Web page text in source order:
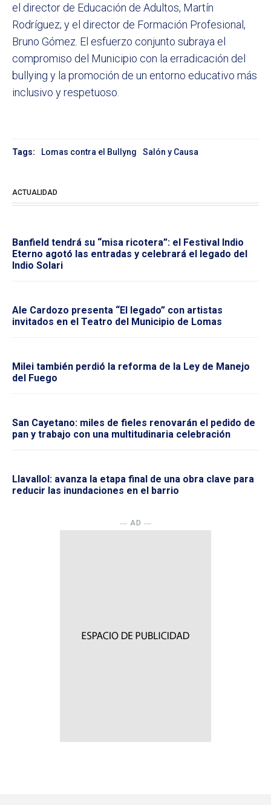
el director de Educación de Adultos, Martín
Rodríguez; y el director de Formación Profesional,
Bruno Gómez. El esfuerzo conjunto subraya el
compromiso del Municipio con la erradicación del
bullying y la promoción de un entorno educativo más
inclusivo y respetuoso.
Tags: Lomas contra el Bullyng Salón y Causa
ACTUALIDAD
Banfield tendrá su “misa ricotera”: el Festival Indio
Eterno agotó las entradas y celebrará el legado del
Indio Solari
Ale Cardozo presenta “El legado” con artistas
invitados en el Teatro del Municipio de Lomas
Milei también perdió la reforma de la Ley de Manejo
del Fuego
San Cayetano: miles de fieles renovarán el pedido de
pan y trabajo con una multitudinaria celebración
Llavallol: avanza la etapa final de una obra clave para
reducir las inundaciones en el barrio
― AD ―